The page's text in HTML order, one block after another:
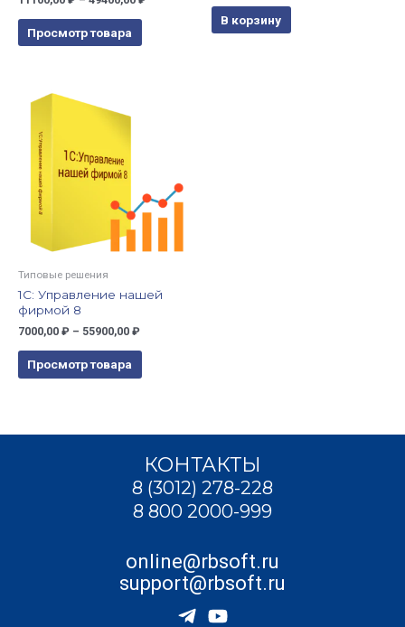
Просмотр товара
В корзину
Типовые решения
1С: Управление нашей
фирмой 8
7000,00 ₽ – 55900,00 ₽
Просмотр товара
КОНТАКТЫ
8 (3012) 278-228
8 800 2000-999
online@rbsoft.ru
support@rbsoft.ru